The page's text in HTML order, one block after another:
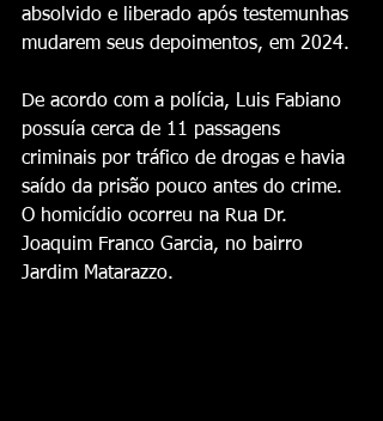
absolvido e liberado após testemunhas
mudarem seus depoimentos, em 2024.
De acordo com a polícia, Luis Fabiano
possuía cerca de 11 passagens
criminais por tráfico de drogas e havia
saído da prisão pouco antes do crime.
O homicídio ocorreu na Rua Dr.
Joaquim Franco Garcia, no bairro
Jardim Matarazzo.